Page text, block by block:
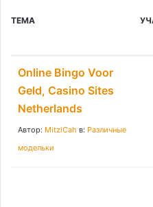
ТЕМА
Online Bingo Voor
Geld, Casino Sites
Netherlands
Автор: MitziCah в: Различные
модельки